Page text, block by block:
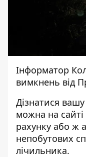
Інформатор
вимкнень від
Дізнатися
можна на сайті
рахунку або ж
непобутових
лічильника.